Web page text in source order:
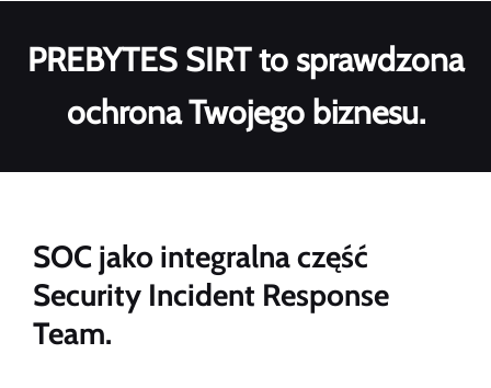
PREBYTES SIRT to sprawdzona
ochrona Twojego biznesu.
SOC jako integralna część
Security Incident Response
Team.